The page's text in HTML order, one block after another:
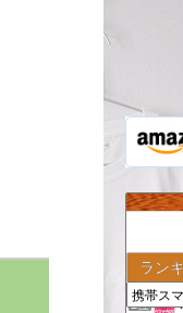
ラン
1位
2位